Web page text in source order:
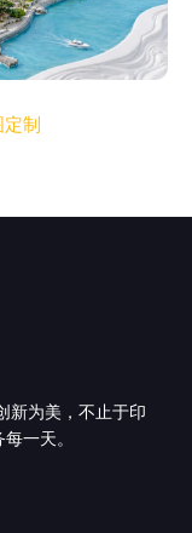
制
新为美，不止于印
一天。